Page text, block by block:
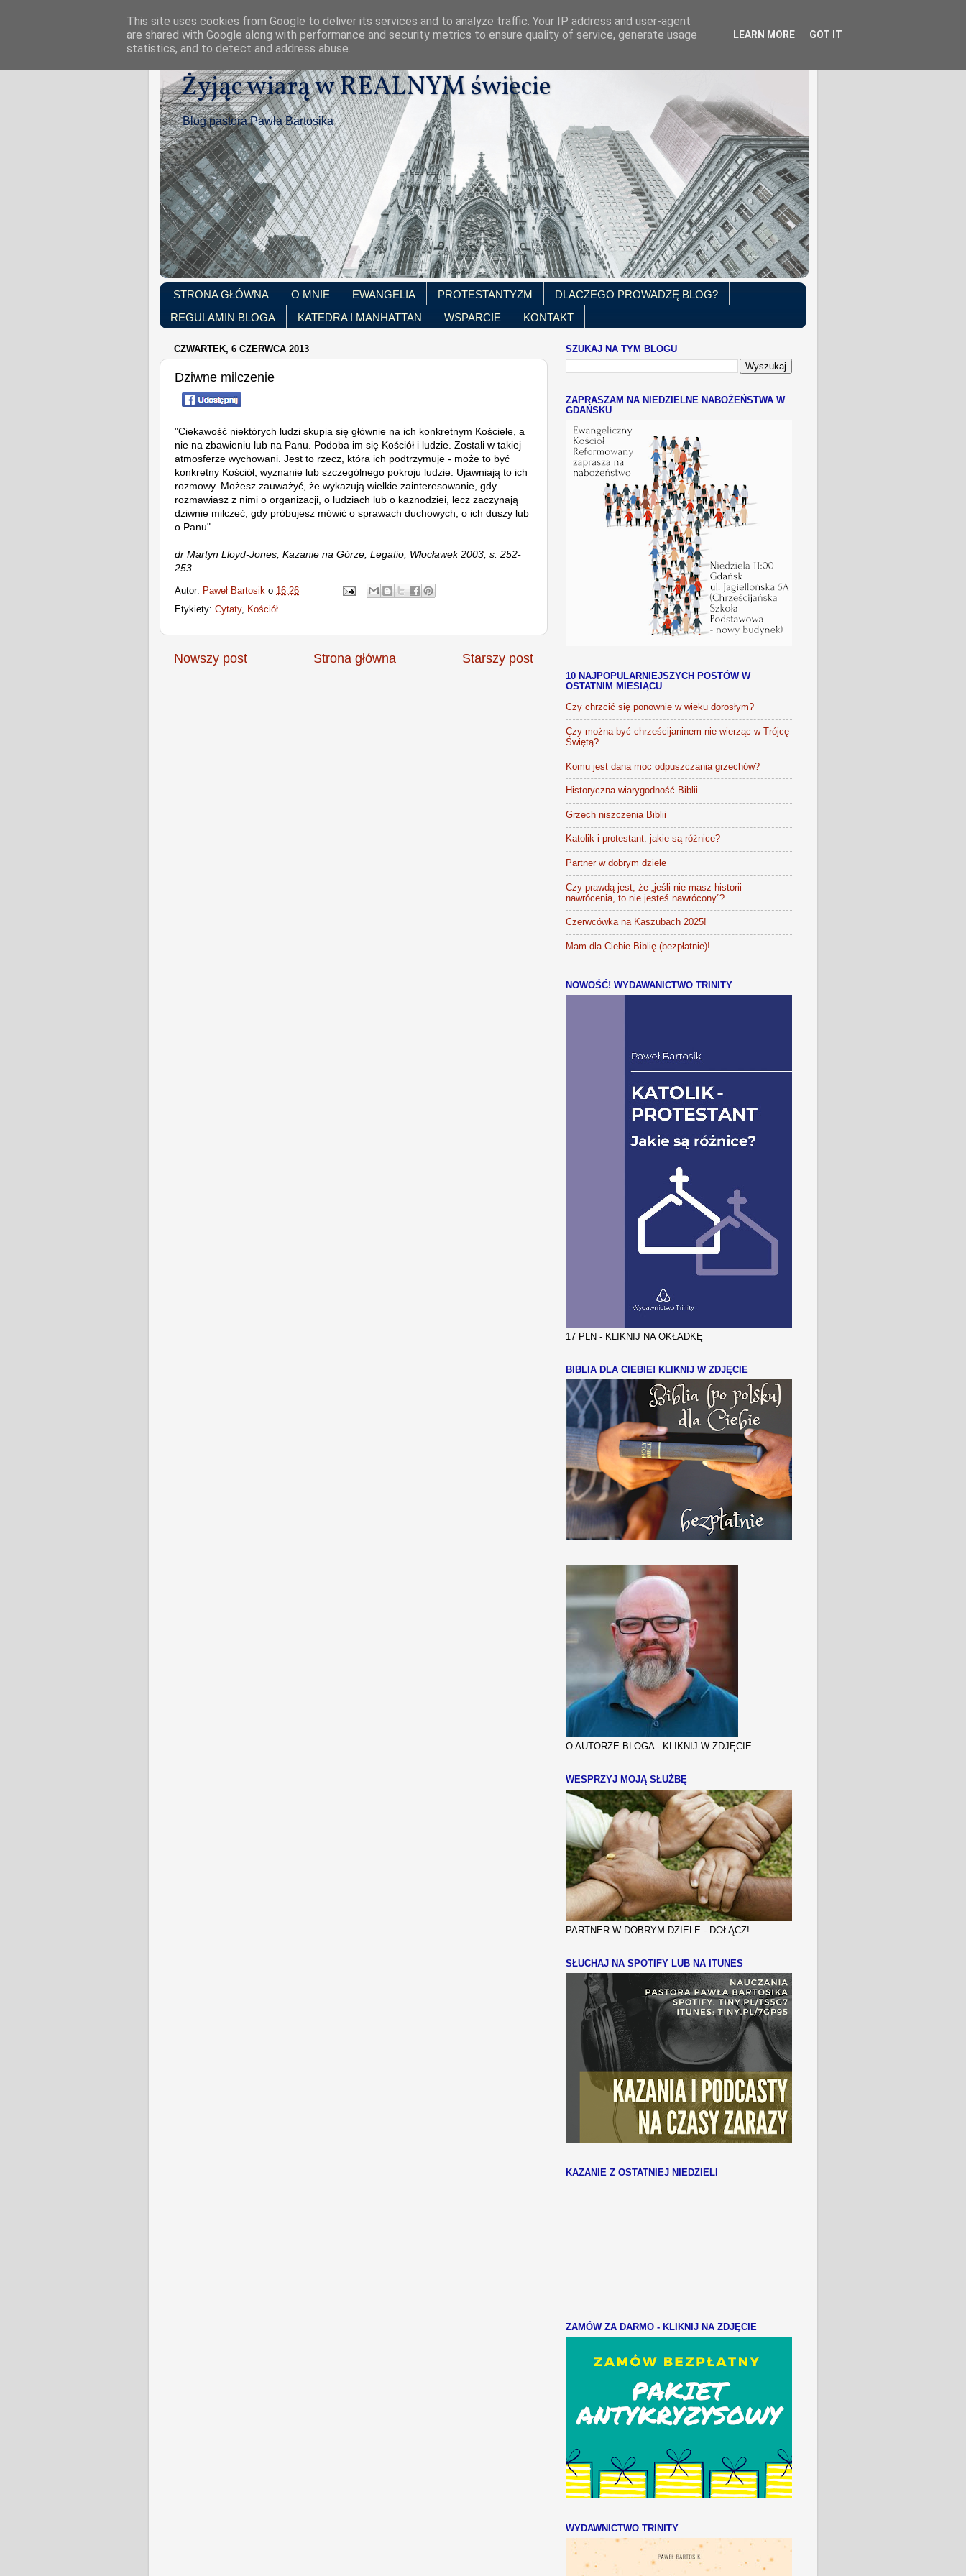
Żyjąc wiarą w REALNYM świecie
Blog pastora Pawła Bartosika
STRONA GŁÓWNA O MNIE EWANGELIA PROTESTANTYZM
DLACZEGO PROWADZĘ BLOG?
REGULAMIN BLOGA
KATEDRA I MANHATTAN WSPARCIE KONTAKT
CZWARTEK, 6 CZERWCA 2013
Dziwne milczenie
"Ciekawość niektórych ludzi skupia się głównie na ich konkretnym Kościele, a
nie na zbawieniu lub na Panu. Podoba im się Kościół i ludzie. Zostali w takiej
atmosferze wychowani. Jest to rzecz, która ich podtrzymuje - może to być
konkretny Kościół, wyznanie lub szczególnego pokroju ludzie. Ujawniają to ich
rozmowy. Możesz zauważyć, że wykazują wielkie zainteresowanie, gdy
rozmawiasz z nimi o organizacji, o ludziach lub o kaznodziei, lecz zaczynają
dziwnie milczeć, gdy próbujesz mówić o sprawach duchowych, o ich duszy lub
o Panu".
dr Martyn Lloyd-Jones, Kazanie na Górze, Legatio, Włocławek 2003, s. 252-
253.
Autor: Paweł Bartosik o 16:26
Etykiety: Cytaty, Kościół
Nowszy post Starszy post
Strona główna
SZUKAJ NA TYM BLOGU
ZAPRASZAM NA NIEDZIELNE NABOŻEŃSTWA W
GDAŃSKU
10 NAJPOPULARNIEJSZYCH POSTÓW W
OSTATNIM MIESIĄCU
Czy chrzcić się ponownie w wieku dorosłym?
Czy można być chrześcijaninem nie wierząc w Trójcę
Świętą?
Komu jest dana moc odpuszczania grzechów?
Historyczna wiarygodność Biblii
Grzech niszczenia Biblii
Katolik i protestant: jakie są różnice?
Partner w dobrym dziele
Czy prawdą jest, że „jeśli nie masz historii
nawrócenia, to nie jesteś nawrócony”?
Czerwcówka na Kaszubach 2025!
Mam dla Ciebie Biblię (bezpłatnie)!
NOWOŚĆ! WYDAWANICTWO TRINITY
17 PLN - KLIKNIJ NA OKŁADKĘ
BIBLIA DLA CIEBIE! KLIKNIJ W ZDJĘCIE
O AUTORZE BLOGA - KLIKNIJ W ZDJĘCIE
WESPRZYJ MOJĄ SŁUŻBĘ
PARTNER W DOBRYM DZIELE - DOŁĄCZ!
SŁUCHAJ NA SPOTIFY LUB NA ITUNES
KAZANIE Z OSTATNIEJ NIEDZIELI
ZAMÓW ZA DARMO - KLIKNIJ NA ZDJĘCIE
WYDAWNICTWO TRINITY
This site uses cookies from Google to deliver its services and to analyze traffic. Your IP address and user-agent
are shared with Google along with performance and security metrics to ensure quality of service, generate usage
statistics, and to detect and address abuse.
LEARN MORE GOT IT